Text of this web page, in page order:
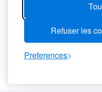
Refuser les
Preferences
ville en fonction de l’état et
LyBox analyse des millions
modéliser les loyers de la ville
(appartement ou maison)
T4, T5 ...) et du mode de